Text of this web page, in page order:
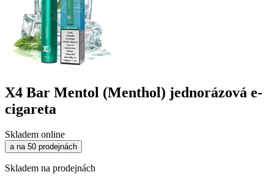
X4 Bar Mentol (Menthol) jednorázová e-
cigareta
Skladem online
a na 50 prodejnách
Skladem na prodejnách